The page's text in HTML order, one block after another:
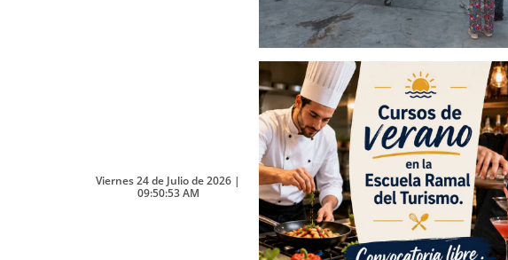
Viernes 24 de Julio de 2026 |
09:50:53 AM